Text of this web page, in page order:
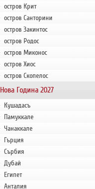
остров Крит
остров Санторини
остров Закинтос
остров Родос
остров Миконос
остров Хиос
остров Скопелос
Нова Година 2027
Кушадасъ
Памуккале
Чанаккале
Гърция
Сърбия
Дубай
Египет
Анталия